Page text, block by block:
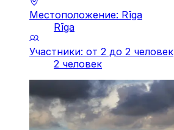
Местоположение: Rīga
Rīga
Участники: от 2 до 2 человек
2 человек